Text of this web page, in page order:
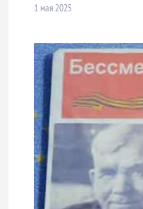
1 мая 2025